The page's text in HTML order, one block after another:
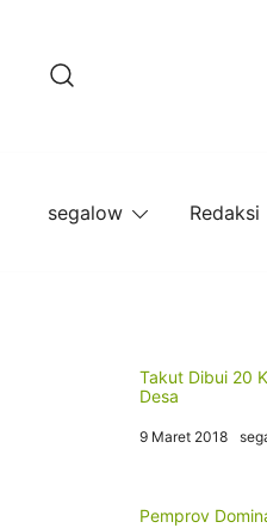
konten
segalow
Redaksi
Takut Dibui 20
Desa
9 Maret 2018
Pemprov